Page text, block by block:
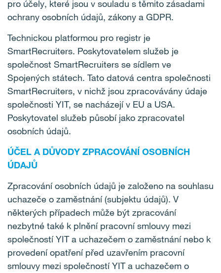
pro účely, které jsou v souladu s těmito zásadami
ochrany osobních údajů, zákony a GDPR.
Technickou platformou pro registr je
SmartRecruiters. Poskytovatelem služeb je
společnost SmartRecruiters se sídlem ve
Spojených státech. Tato datová centra společnosti
SmartRecruiters, v nichž jsou zpracovávány údaje
společnosti YIT, se nacházejí v EU a USA.
Poskytovatel služeb působí jako zpracovatel
osobních údajů.
ÚČEL A DŮVODY ZPRACOVÁNÍ OSOBNÍCH
ÚDAJŮ
Zpracování osobních údajů je založeno na souhlasu
uchazeče o zaměstnání (subjektu údajů). V
některých případech může být zpracování
nezbytné také k plnění pracovní smlouvy mezi
společností YIT a uchazečem o zaměstnání nebo k
provedení opatření před uzavřením pracovní
smlouvy mezi společností YIT a uchazečem o